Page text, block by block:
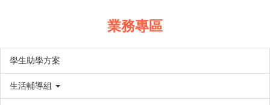
業務專區
學生助學方案
生活輔導組